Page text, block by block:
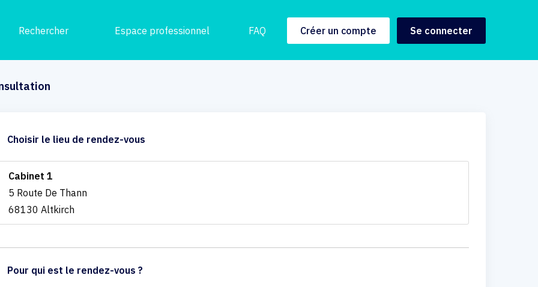
Rechercher Espace professionnel FAQ Créer un compte Se connecter
Choisir le lieu de rendez-vous
Cabinet 1
5 Route De Thann
68130 Altkirch
Pour qui est le rendez-vous ?